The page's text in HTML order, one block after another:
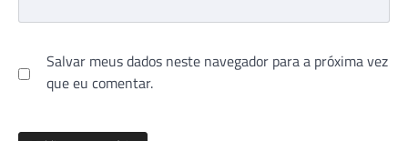
Salvar meus dados neste navegador para a próxima vez
que eu comentar.